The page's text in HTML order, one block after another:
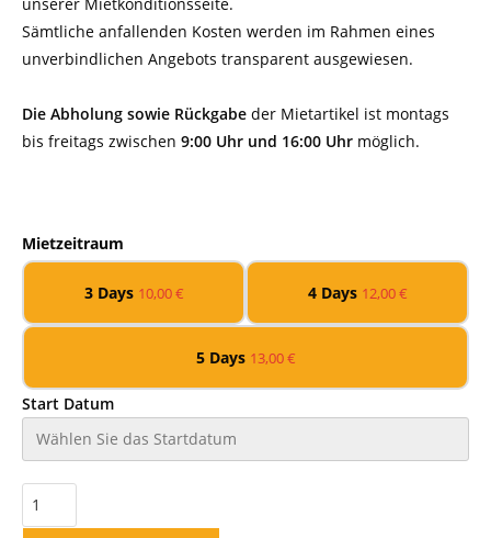
Sämtliche anfallenden Kosten werden im Rahmen eines
unverbindlichen Angebots transparent ausgewiesen.
Die Abholung sowie Rückgabe der Mietartikel ist montags
bis freitags zwischen 9:00 Uhr und 16:00 Uhr möglich.
Mietzeitraum
3 Days 10,00€ 4 Days 12,00€
5 Days 13,00€
Start Datum